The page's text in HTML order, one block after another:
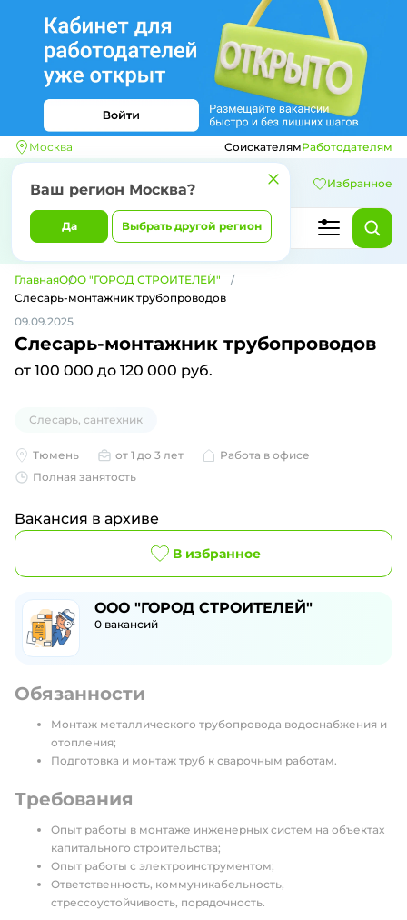
Москва
Ваш регион Москва?
Да Выбрать другой регион
СоискателямРаботодателям
Избранное
ГлавнаяООО "ГОРОД СТРОИТЕЛЕЙ"
Слесарь-монтажник трубопроводов
09.09.2025
Слесарь-монтажник трубопроводов
от 100 000 до 120 000 руб.
Слесарь, сантехник
Тюмень от 1 до 3 лет
Работа в офисе
Полная занятость
Вакансия в архиве
В избранное
ООО "ГОРОД СТРОИТЕЛЕЙ"
0 вакансий
Обязанности
Монтаж металлического трубопровода водоснабжения и
отопления;
Подготовка и монтаж труб к сварочным работам.
Требования
Опыт работы в монтаже инженерных систем на объектах
капитального строительства;
Опыт работы с электроинструментом;
Ответственность, коммуникабельность,
стрессоустойчивость, порядочность.